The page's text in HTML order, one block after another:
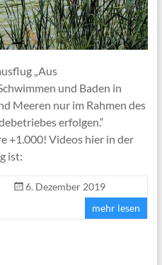
„Aus
und Baden in
Meeren nur im Rahmen des
erfolgen.“
+1.000! Videos hier in der
ist:
6. Dezember 2019
mehr lesen